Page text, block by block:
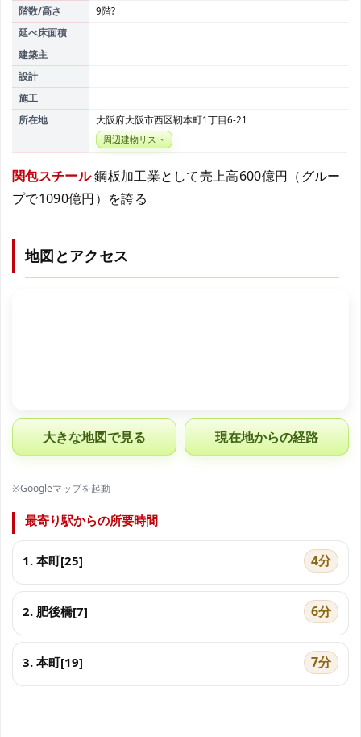
階数/高さ
9階?
延べ床面積
建築主
設計
施工
所在地
大阪府大阪市西区靭本町1丁目6-21
周辺建物リスト
関包スチール鋼板加工業として売上高600億円（グルー
プで1090億円）を誇る
地図とアクセス
大きな地図で見る 現在地からの経路
※Googleマップを起動
最寄り駅からの所要時間
1. 本町[25] 4分
2. 肥後橋[7] 6分
3. 本町[19] 7分